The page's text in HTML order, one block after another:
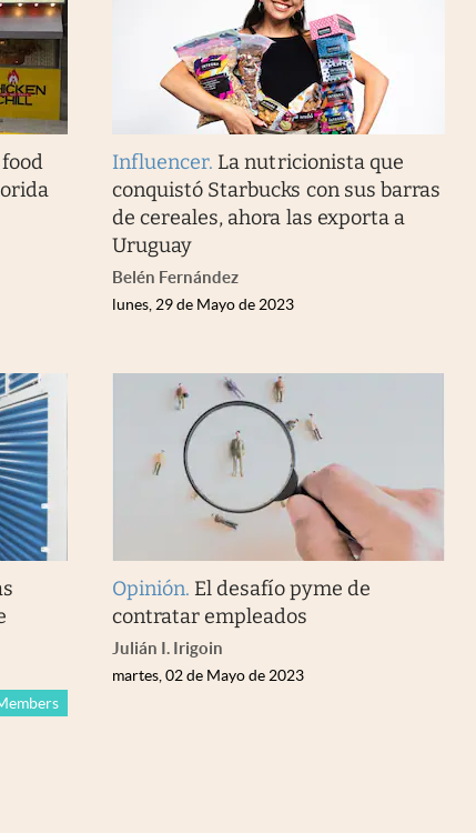
Influencer. La nutricionista que
conquistó Starbucks con sus barras
de cereales, ahora las exporta a
Uruguay
Belén Fernández
lunes, 29 de Mayo de 2023
Opinión. El desafío pyme de
contratar empleados
Julián I. Irigoin
martes, 02 de Mayo de 2023